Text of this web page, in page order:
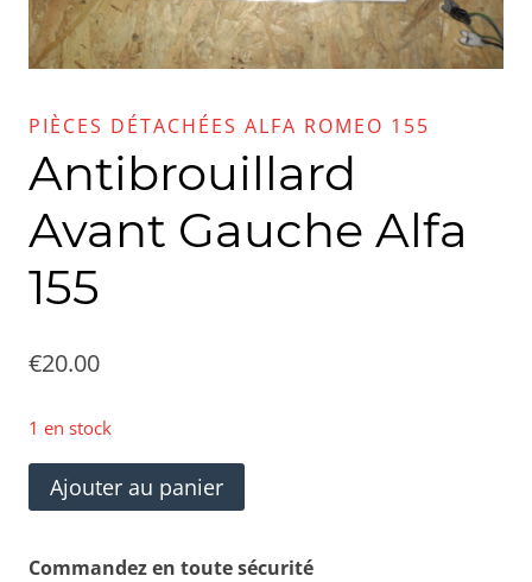
PIÈCES DÉTACHÉES ALFA ROMEO 155
Antibrouillard
Avant Gauche Alfa
155
€20.00
1 en stock
quantité
de
Antibrouillard
Ajouter au panier
Commandez en toute sécurité